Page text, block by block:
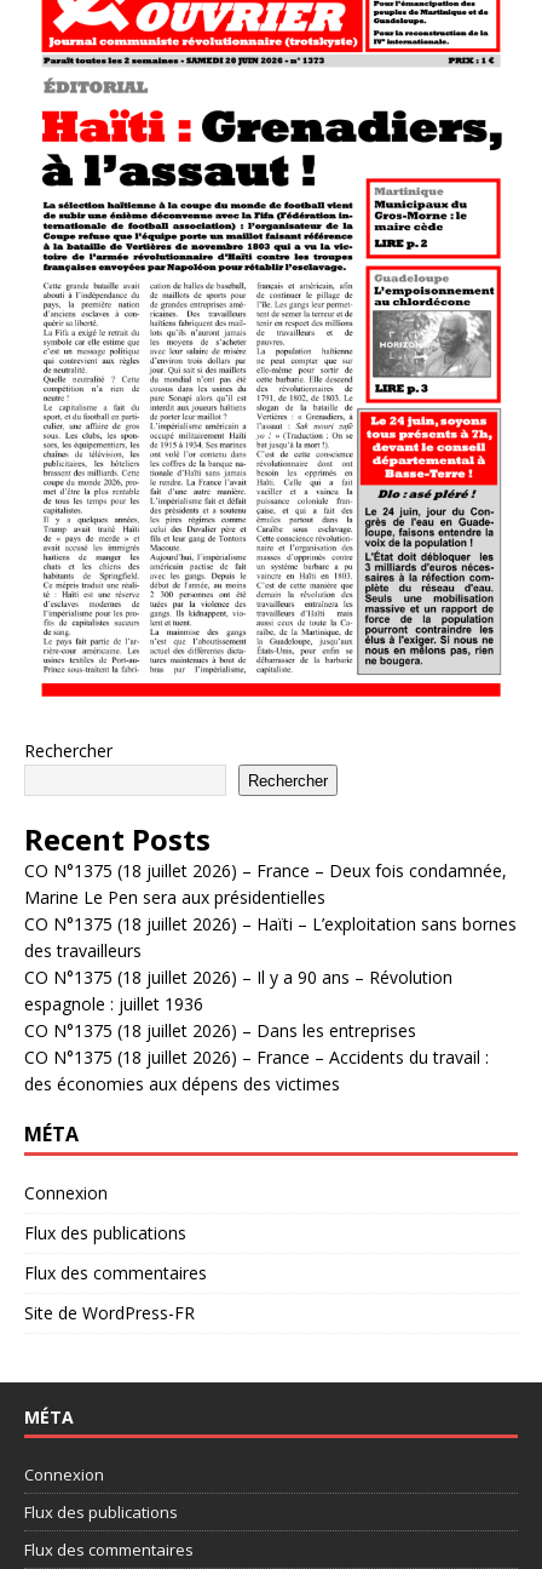
Rechercher
Rechercher
Recent Posts
CO N°1375 (18 juillet 2026) – France – Deux fois condamnée,
Marine Le Pen sera aux présidentielles
CO N°1375 (18 juillet 2026) – Haïti – L’exploitation sans bornes
des travailleurs
CO N°1375 (18 juillet 2026) – Il y a 90 ans – Révolution
espagnole : juillet 1936
CO N°1375 (18 juillet 2026) – Dans les entreprises
CO N°1375 (18 juillet 2026) – France – Accidents du travail :
des économies aux dépens des victimes
MÉTA
Connexion
Flux des publications
Flux des commentaires
Site de WordPress-FR
MÉTA
Connexion
Flux des publications
Flux des commentaires